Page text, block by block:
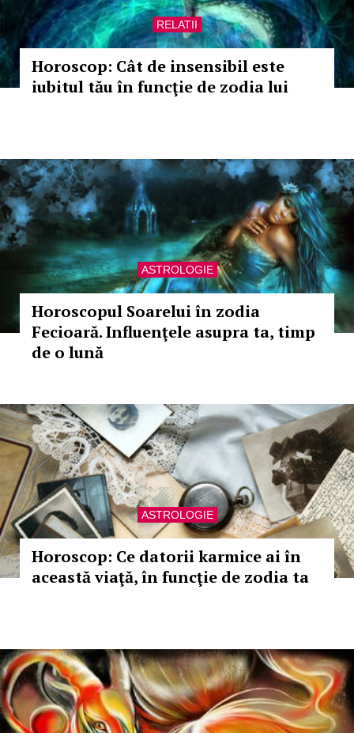
RELATII
Horoscop: Cât de insensibil este
iubitul tău în funcţie de zodia lui
ASTROLOGIE
Horoscopul Soarelui în zodia
Fecioară. Influenţele asupra ta, timp
de o lună
ASTROLOGIE
Horoscop: Ce datorii karmice ai în
această viaţă, în funcţie de zodia ta